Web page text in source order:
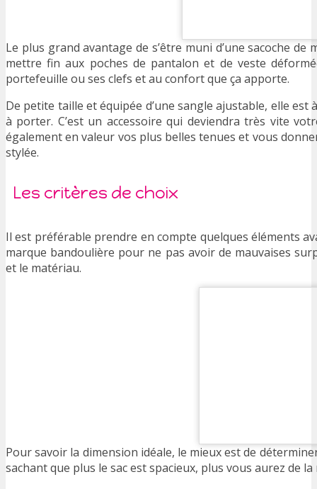
Le plus grand avantage de s’être muni d’une sacoche
mettre fin aux poches de pantalon et de veste
portefeuille ou ses clefs et au confort que ça apporte.
De petite taille et équipée d’une sangle ajustable, elle
à porter. C’est un accessoire qui deviendra très vite
également en valeur vos plus belles tenues et vous
stylée.
Les critères de choix
Il est préférable prendre en compte quelques éléments
marque bandoulière pour ne pas avoir de mauvaises
et le matériau.
Pour savoir la dimension idéale, le mieux est de
sachant que plus le sac est spacieux, plus vous aurez de la